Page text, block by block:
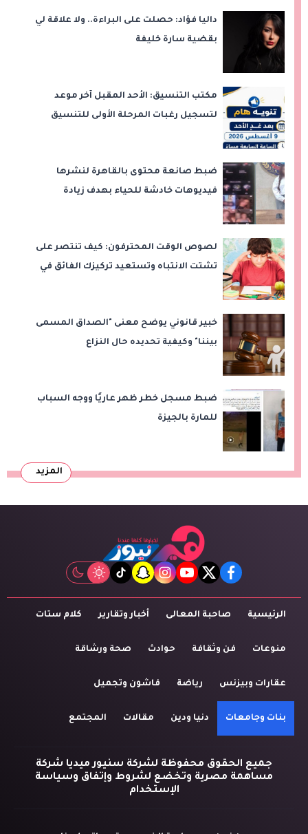
داليا فؤاد: حصلت على البراءة.. ولا علاقة لي
بقضية سارة خليفة
مكتب التنسيق: الأحد المقبل آخر موعد
لتسجيل رغبات المرحلة الأولى للتنسيق
ضبط صانعة محتوى بالقاهرة لنشرها
فيديوهات خادشة للحياء بهدف زيادة
لصوص الوقت المحترفون: كيف تنتصر على
تشتت الانتباه وتستعيد تركيزك الفائق في
خبير قانوني يوضح معنى "الصداق المسمى
بيننا" وكيفية تحديده حال النزاع
ضبط مسجل خطر ظهر عاريًا ووجه السباب
للمارة بالجيزة
المزيد
facebook
twitter
youtube
instagram
snapchat
tiktok
الرئيسية صاحبة المعالى أخبار وتقارير كلام ستات
منوعات فن وثقافة حوادث صحة ورشاقة
عقارات وبيزنس رياضة فاشون وتجميل
بنات وجامعات دنيا ودين مقالات المجتمع
جميع الحقوق محفوظة لشركة سنيور ميديا شركة
مساهمة مصرية وتخضع لشروط وإتفاق وسياسة
الإستخدام